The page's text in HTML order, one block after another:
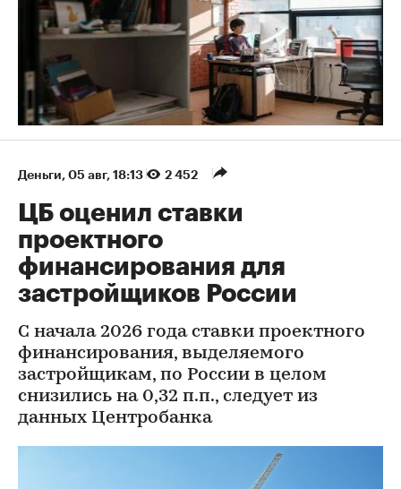
Деньги⁠, 05 авг, 18:13 2 452
ЦБ оценил ставки
проектного
финансирования для
застройщиков России
С начала 2026 года ставки проектного
финансирования, выделяемого
застройщикам, по России в целом
снизились на 0,32 п.п., следует из
данных Центробанка